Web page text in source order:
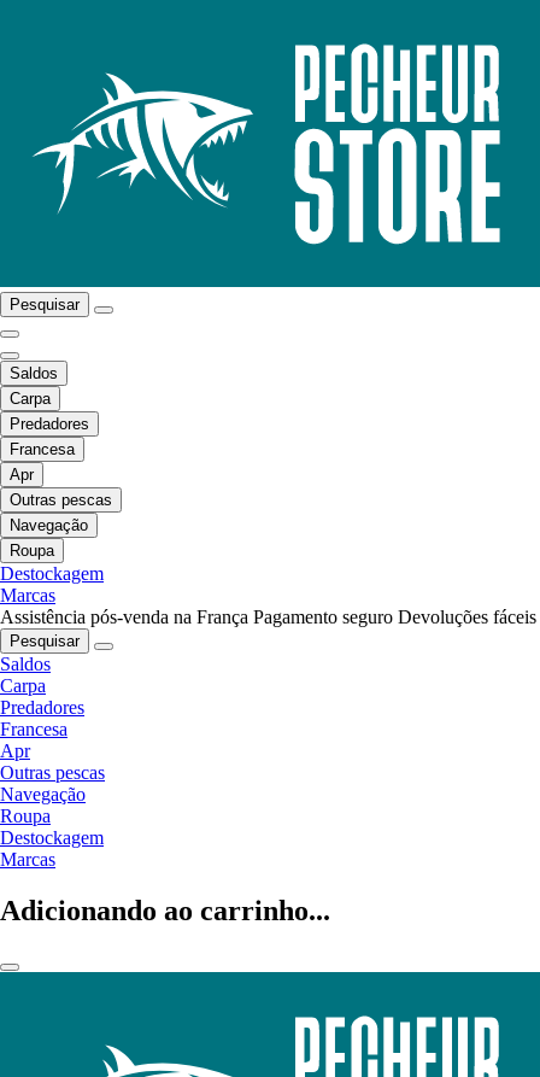
Pesquisar
Saldos
Carpa
Predadores
Francesa
Apr
Outras pescas
Navegação
Roupa
Destockagem
Marcas
Assistência pós-venda na França Pagamento seguro Devoluções fáceis
Pesquisar
Saldos
Carpa
Predadores
Francesa
Apr
Outras pescas
Navegação
Roupa
Destockagem
Marcas
Adicionando ao carrinho...